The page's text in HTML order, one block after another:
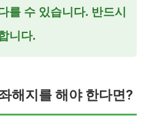
를 수 있습니다. 반드시
니다.
해지를 해야 한다면?